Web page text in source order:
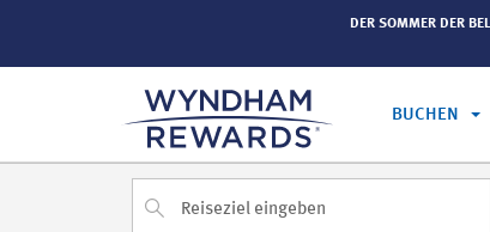
DER SOMMER DER
BUCHEN